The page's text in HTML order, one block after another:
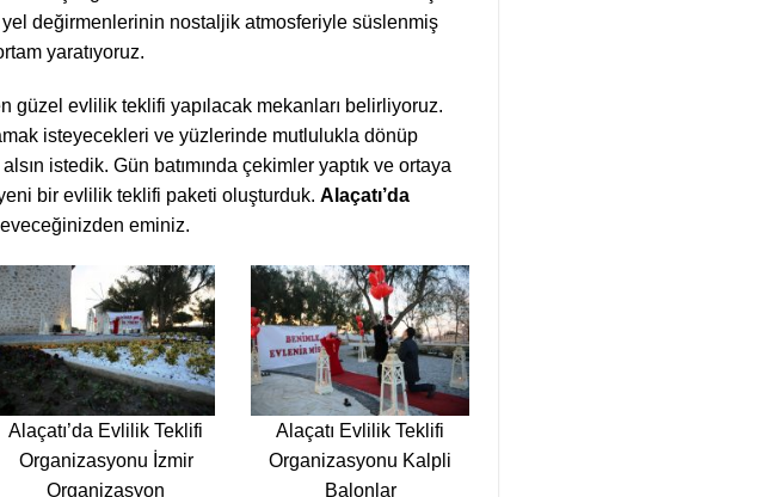
değirmenlerinin nostaljik atmosferiyle süslenmiş
yaratıyoruz.
güzel evlilik teklifi yapılacak mekanları belirliyoruz.
isteyecekleri ve yüzlerinde mutlulukla dönüp
istedik. Gün batımında çekimler yaptık ve ortaya
bir evlilik teklifi paketi oluşturduk. Alaçatı’da
eminiz.
Alaçatı’da Evlilik Teklifi
Organizasyonu İzmir
Organizasyon
Alaçatı Evlilik Teklifi
Organizasyonu Kalpli
Balonlar